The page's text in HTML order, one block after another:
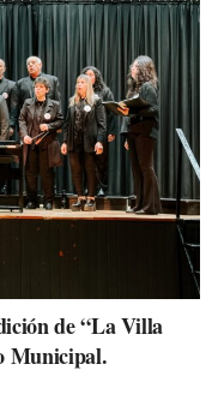
de “La Villa
Municipal.